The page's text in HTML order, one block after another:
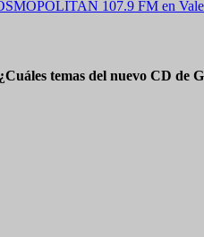
107.9 FM en
¿Cuáles temas del nuevo CD de